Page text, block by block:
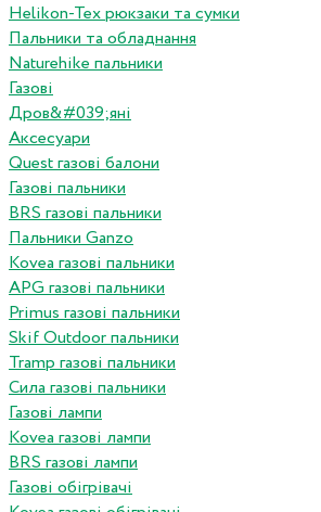
Helikon-Tex рюкзаки та сумки
Пальники та обладнання
Naturehike пальники
Газові
Дров&#039;яні
Аксесуари
Quest газові балони
Газові пальники
BRS газові пальники
Пальники Ganzo
Kovea газові пальники
APG газові пальники
Primus газові пальники
Skif Outdoor пальники
Tramp газові пальники
Сила газові пальники
Газові лампи
Kovea газові лампи
BRS газові лампи
Газові обігрівачі